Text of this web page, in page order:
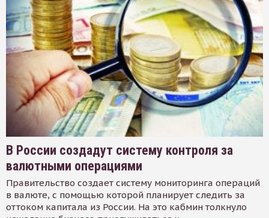
В России создадут систему контроля за
валютными операциями
Правительство создает систему мониторинга операций
в валюте, с помощью которой планирует следить за
оттоком капитала из России. На это кабмин толкнуло